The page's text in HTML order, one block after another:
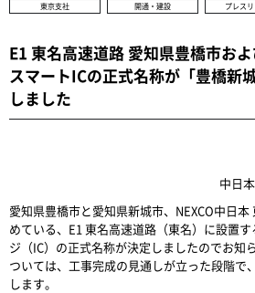
東京支社 開通・建設 プレス
E1 東名高速道路 愛知県豊橋市お
スマートICの正式名称が「豊橋新
しました
中日
愛知県豊橋市と愛知県新城市、NEXCO中日
めている、E1 東名高速道路（東名）に設置
ジ（IC）の正式名称が決定しましたのでお知
ついては、工事完成の見通しが立った段階で
します。